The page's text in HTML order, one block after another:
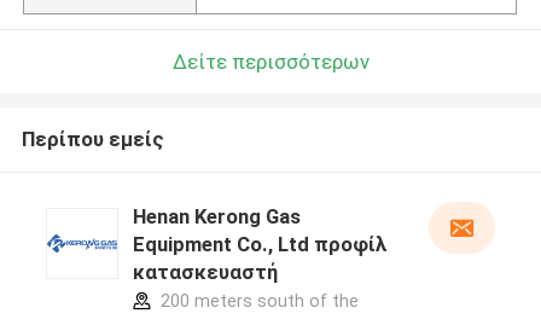
Δείτε περισσότερων
Περίπου εμείς
Henan Kerong Gas
Equipment Co., Ltd προφίλ
κατασκευαστή
200 meters south of the